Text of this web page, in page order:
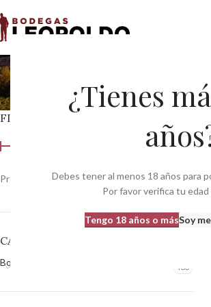
¿Tienes
Debes tener al menos 18 años para
Por favor verifica tu edad
Tengo 18 años o másSoy
FILTRAR POR PRECIO
Filtrar
Precio: —370 €
CATEGORÍAS DEL PRODUCTO
Bodegas 483